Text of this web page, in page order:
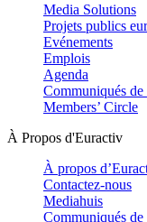
Media Solutions
Projets publics
Evénements
Emplois
Agenda
Communiqués de
Members’ Circle
À Propos d'Euractiv
À propos
Contactez-nous
Mediahuis
Communiqués de